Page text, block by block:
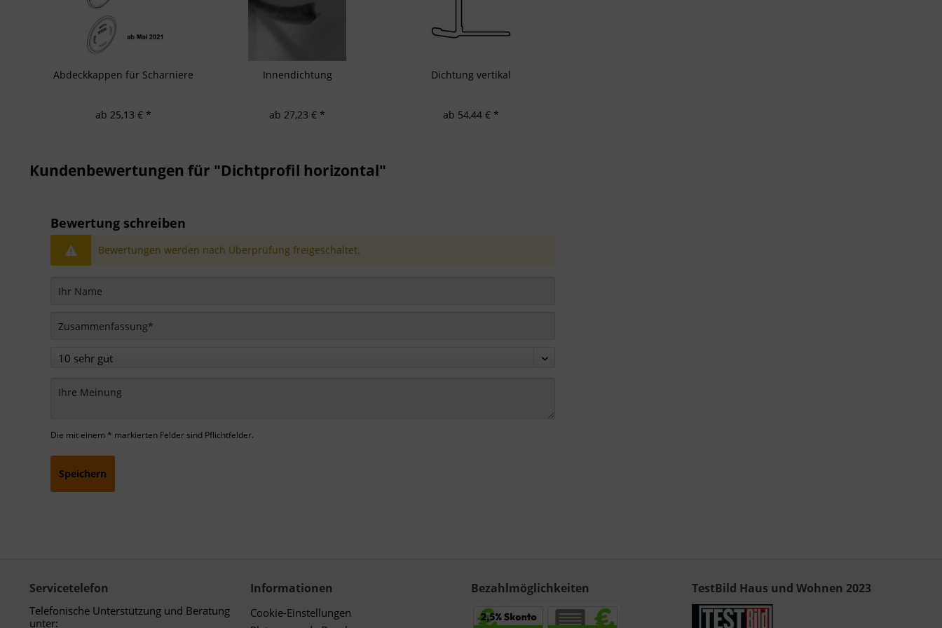
Abdeckkappen für Scharniere
ab 25,13 € *
Innendichtung
ab 27,23 € *
Dichtung vertikal
ab 54,44 € *
Kundenbewertungen für "Dichtprofil horizontal"
Bewertung schreiben
Bewertungen werden nach Überprüfung freigeschaltet.
Die mit einem * markierten Felder sind Pflichtfelder.
Speichern
Servicetelefon
Telefonische Unterstützung und Beratung
unter:
Informationen
Cookie-Einstellungen
Bezahlmöglichkeiten TestBild Haus und Wohnen 2023